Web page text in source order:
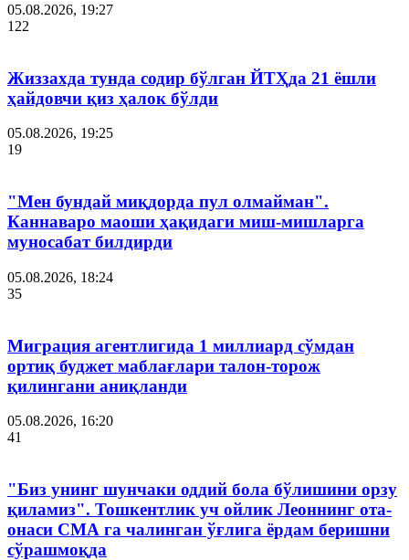
05.08.2026, 19:27
122
Жиззахда тунда содир бўлган ЙТҲда 21 ёшли
ҳайдовчи қиз ҳалок бўлди
05.08.2026, 19:25
19
"Мен бундай миқдорда пул олмайман".
Каннаваро маоши ҳақидаги миш-мишларга
муносабат билдирди
05.08.2026, 18:24
35
Миграция агентлигида 1 миллиард сўмдан
ортиқ буджет маблағлари талон-торож
қилингани аниқланди
05.08.2026, 16:20
41
"Биз унинг шунчаки оддий бола бўлишини орзу
қиламиз". Тошкентлик уч ойлик Леоннинг ота-
онаси СМА га чалинган ўғлига ёрдам беришни
сўрашмоқда